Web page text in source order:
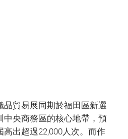
品貿易展同期於福田區新選
中央商務區的核心地帶，預
出超過22,000人次。而作